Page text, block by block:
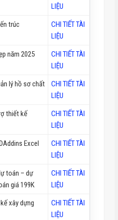
LIỆU
trúc
CHI TIẾT TÀI
LIỆU
năm 2025
CHI TIẾT TÀI
LIỆU
lý hồ sơ chất
CHI TIẾT TÀI
LIỆU
thiết kế
CHI TIẾT TÀI
LIỆU
Excel
CHI TIẾT TÀI
LIỆU
toán – dự
giá 199K
CHI TIẾT TÀI
LIỆU
xây dựng
CHI TIẾT TÀI
LIỆU